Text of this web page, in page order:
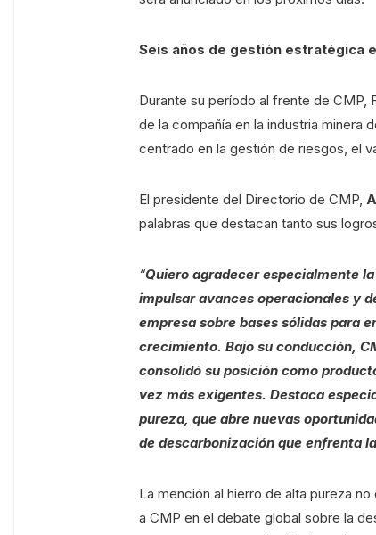
Seis años de gestión estratégica
Durante su período al frente de CMP,
de la compañía en la industria minera
centrado en la gestión de riesgos, el
El presidente del Directorio de CMP,
palabras que destacan tanto sus
“Quiero agradecer especialmente
impulsar avances operacionales y
empresa sobre bases sólidas para
crecimiento. Bajo su conducción,
consolidó su posición como
vez más exigentes. Destaca
pureza, que abre nuevas
de descarbonización que enfrenta
La mención al hierro de alta pureza
a CMP en el debate global sobre la